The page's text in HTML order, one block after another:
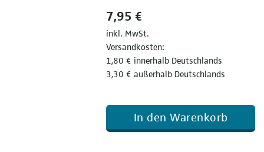
7,95 €
inkl. MwSt.
Versandkosten:
1,80 € innerhalb Deutschlands
3,30 € außerhalb Deutschlands
In den Warenkorb